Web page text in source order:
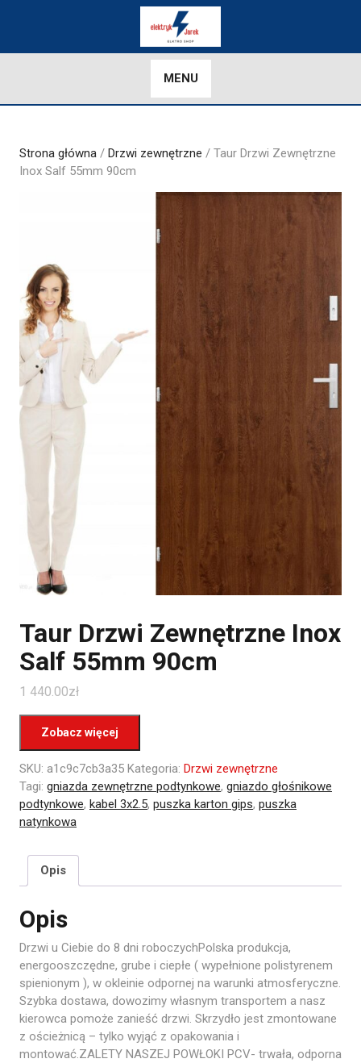
MENU
Strona główna / Drzwi zewnętrzne / Taur Drzwi Zewnętrzne
Inox Salf 55mm 90cm
Taur Drzwi Zewnętrzne Inox
Salf 55mm 90cm
1 440.00zł
Zobacz więcej
SKU: a1c9c7cb3a35 Kategoria: Drzwi zewnętrzne
Tagi: gniazda zewnętrzne podtynkowe, gniazdo głośnikowe
podtynkowe, kabel 3x2.5, puszka karton gips, puszka
natynkowa
Opis
Opis
Drzwi u Ciebie do 8 dni roboczychPolska produkcja,
energooszczędne, grube i ciepłe ( wypełnione polistyrenem
spienionym ), w okleinie odpornej na warunki atmosferyczne.
Szybka dostawa, dowozimy własnym transportem a nasz
kierowca pomoże zanieść drzwi. Skrzydło jest zmontowane
z ościeżnicą – tylko wyjąć z opakowania i
montować.ZALETY NASZEJ POWŁOKI PCV- trwała, odporna